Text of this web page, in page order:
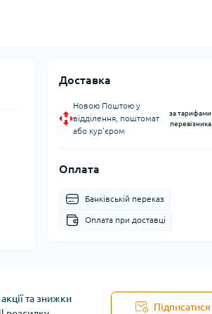
Доставка
Новою Поштою у
відділення, поштомат
або кур'єром
за тарифами
перевізника
Оплата
Банківській переказ
Оплата при доставці
та знижки
Підписатися